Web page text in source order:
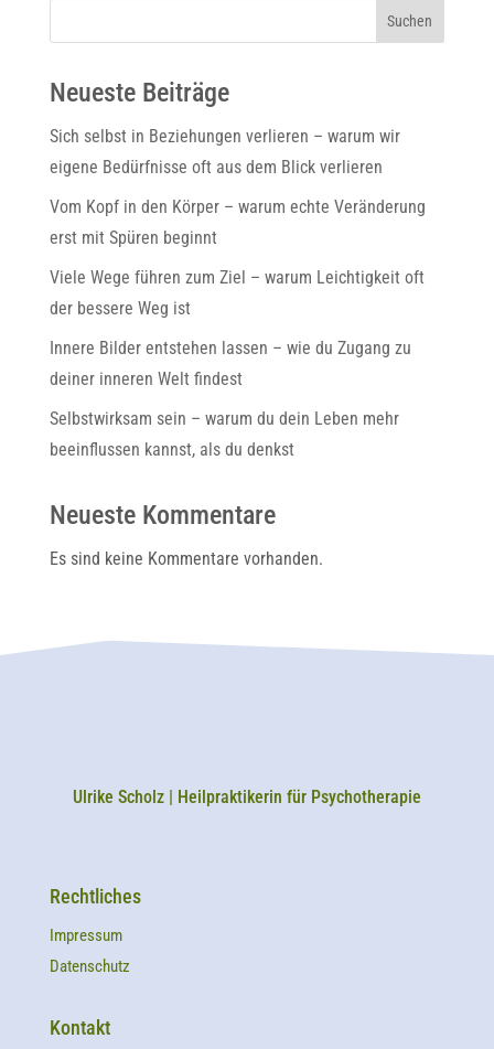
Suchen
Neueste Beiträge
Sich selbst in Beziehungen verlieren – warum wir
eigene Bedürfnisse oft aus dem Blick verlieren
Vom Kopf in den Körper – warum echte Veränderung
erst mit Spüren beginnt
Viele Wege führen zum Ziel – warum Leichtigkeit oft
der bessere Weg ist
Innere Bilder entstehen lassen – wie du Zugang zu
deiner inneren Welt findest
Selbstwirksam sein – warum du dein Leben mehr
beeinflussen kannst, als du denkst
Neueste Kommentare
Es sind keine Kommentare vorhanden.
Ulrike Scholz | Heilpraktikerin für Psychotherapie
Rechtliches
Impressum
Datenschutz
Kontakt